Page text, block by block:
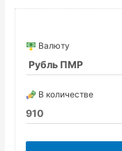
Валюту
В количестве